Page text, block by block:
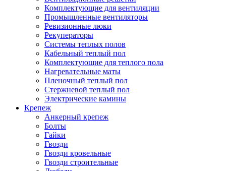
Комплектующие для вентиляции
Промышленные вентиляторы
Ревизионные люки
Рекуператоры
Системы теплых полов
Кабельный теплый пол
Комплектующие для теплого пола
Нагревательные маты
Пленочный теплый пол
Стержневой теплый пол
Электрические камины
Крепеж
Анкерный крепеж
Болты
Гайки
Гвозди
Гвозди кровельные
Гвозди строительные